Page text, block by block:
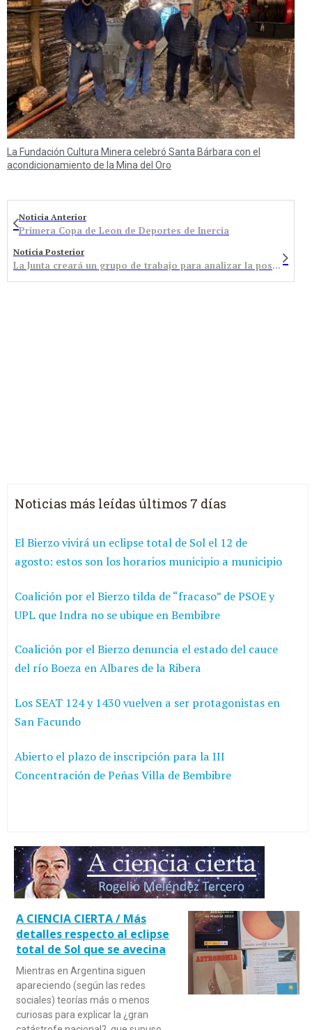
La Fundación Cultura Minera celebró Santa Bárbara con el
acondicionamiento de la Mina del Oro
Noticia Anterior
Primera Copa de Leon de Deportes de Inercia
Noticia Posterior
La Junta creará un grupo de trabajo para analizar la posibilidad de reabrir las urgencias de Tremor
Noticias más leídas últimos 7 días
El Bierzo vivirá un eclipse total de Sol el 12 de
agosto: estos son los horarios municipio a municipio
Coalición por el Bierzo tilda de “fracaso” de PSOE y
UPL que Indra no se ubique en Bembibre
Coalición por el Bierzo denuncia el estado del cauce
del río Boeza en Albares de la Ribera
Los SEAT 124 y 1430 vuelven a ser protagonistas en
San Facundo
Abierto el plazo de inscripción para la III
Concentración de Peñas Villa de Bembibre
A CIENCIA CIERTA / Más
detalles respecto al eclipse
total de Sol que se avecina
Mientras en Argentina siguen
apareciendo (según las redes
sociales) teorías más o menos
curiosas para explicar la ¿gran